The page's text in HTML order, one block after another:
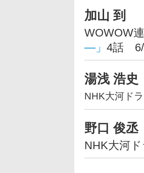
加山 到
WOWOW
—」 4話 6/
湯浅 浩史
NHK大河ド
野口 俊丞
NHK大河